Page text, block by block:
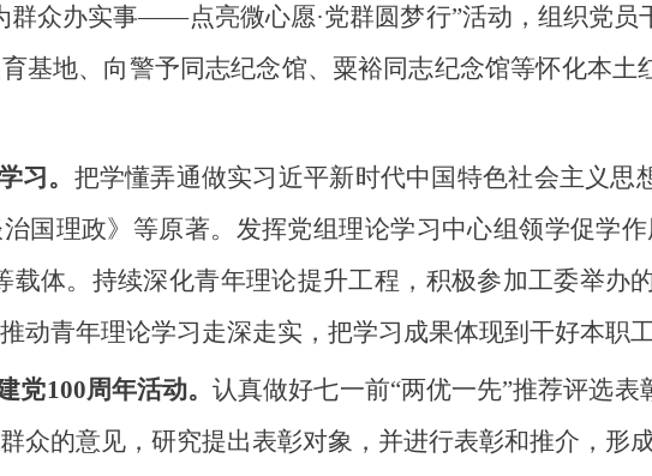
群众办实事——点亮微心愿·党群圆梦行”活动，组织党员
基地、向警予同志纪念馆、粟裕同志纪念馆等怀化本土
习。 把学懂弄通做实习近平新时代中国特色社会主义思
国理政》等原著。发挥党组理论学习中心组领学促学
载体。持续深化青年理论提升工程，积极参加工委举办
动青年理论学习走深走实，把学习成果体现到干好本职工
党100周年活动。认真做好七一前“两优一先”推荐评选
众的意见，研究提出表彰对象，并进行表彰和推介，形